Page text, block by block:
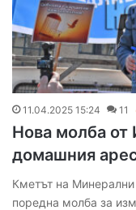
11.04.2025 15:24 11
Нова молба от
домашния
Кметът на
поредна молба за